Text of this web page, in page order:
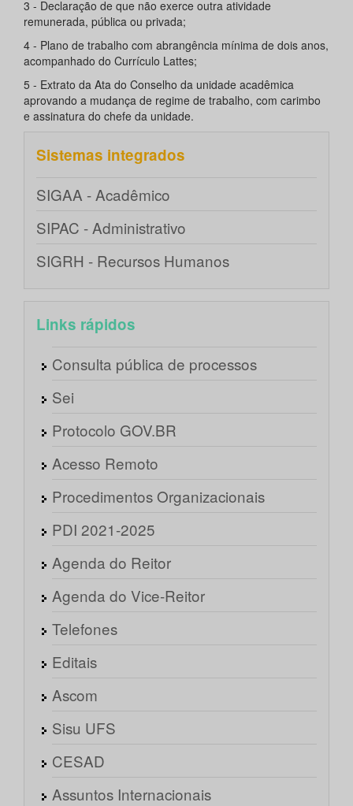
3 - Declaração de que não exerce outra atividade
remunerada, pública ou privada;
4 - Plano de trabalho com abrangência mínima de dois anos,
acompanhado do Currículo Lattes;
5 - Extrato da Ata do Conselho da unidade acadêmica
aprovando a mudança de regime de trabalho, com carimbo
e assinatura do chefe da unidade.
Sistemas integrados
SIGAA - Acadêmico
SIPAC - Administrativo
SIGRH - Recursos Humanos
Links rápidos
Consulta pública de processos
Sei
Protocolo GOV.BR
Acesso Remoto
Procedimentos Organizacionais
PDI 2021-2025
Agenda do Reitor
Agenda do Vice-Reitor
Telefones
Editais
Ascom
Sisu UFS
CESAD
Assuntos Internacionais